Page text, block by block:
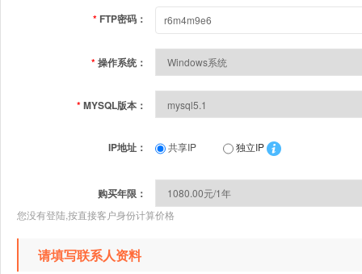
* FTP密码：
*操作系统：
*MYSQL版本：
IP地址： 共享IP 独立IP
购买年限：
您没有登陆,按直接客户身份计算价格
请填写联系人资料